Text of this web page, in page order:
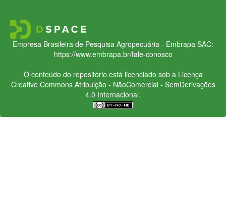
Empresa Brasileira de Pesquisa Agropecuária - Embrapa SAC:
https://www.embrapa.br/fale-conosco
O conteúdo do repositório está licenciado sob a Licença
Creative CommonsAtribuição - NãoComercial - SemDerivações
4.0 Internacional.